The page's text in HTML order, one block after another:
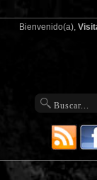
Bienvenido(a),